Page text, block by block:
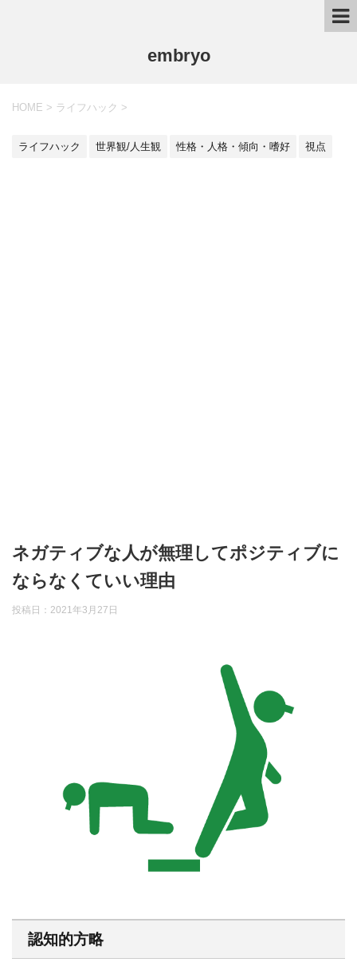
embryo
HOME > ライフハック >
ライフハック 世界観/人生観 性格・人格・傾向・嗜好 視点
ネガティブな人が無理してポジティブに
ならなくていい理由
投稿日： 2021年3月27日
認知的方略